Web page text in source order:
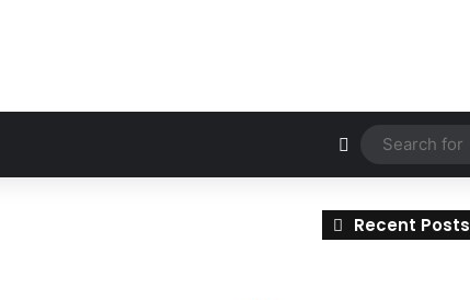
Random Article
Recent Posts